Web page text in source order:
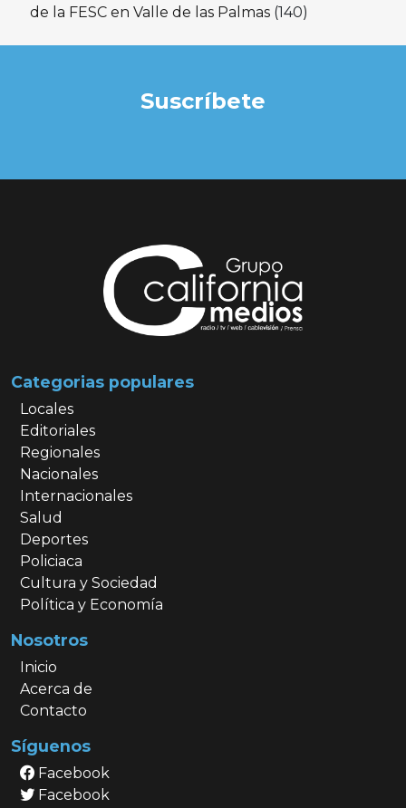
de la FESC en Valle de las Palmas (140)
Suscríbete
Categorias populares
Locales
Editoriales
Regionales
Nacionales
Internacionales
Salud
Deportes
Policiaca
Cultura y Sociedad
Política y Economía
Nosotros
Inicio
Acerca de
Contacto
Síguenos
Facebook
Facebook